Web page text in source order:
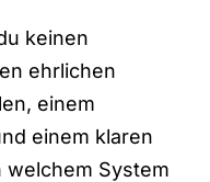
keinen
ehrlichen
einem
einem klaren
welchem System